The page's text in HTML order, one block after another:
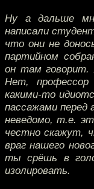
Ну а дальше
написали
что они не
партийном
он там говорит.
Нет,
какими-то
пассажами перед
неведомо, т.е.
честно скажут,
враг нашего
ты срёшь в
изолировать.